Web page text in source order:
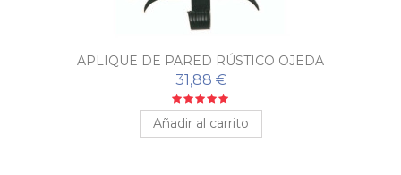
APLIQUE DE PARED RÚSTICO OJEDA
31,88 €
Añadir al carrito